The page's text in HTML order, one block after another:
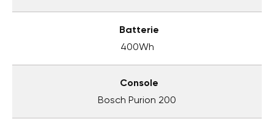
Batterie
400Wh
Console
Bosch Purion 200